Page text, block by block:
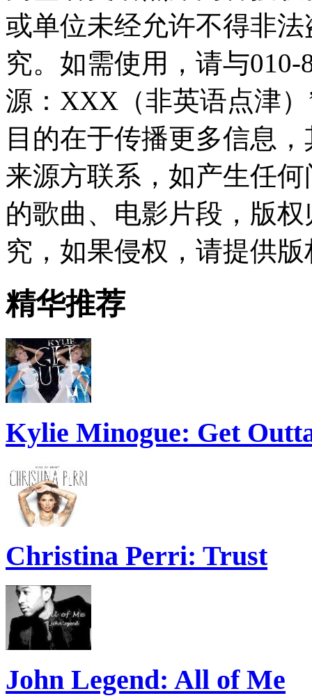
或单位未经允许不得非
究。如需使用，请与010-
源：XXX（非英语点津
目的在于传播更多信息
来源方联系，如产生任
的歌曲、电影片段，版
究，如果侵权，请提供
精华推荐
Kylie Minogue: Get
Christina Perri: Trust
John Legend: All of Me